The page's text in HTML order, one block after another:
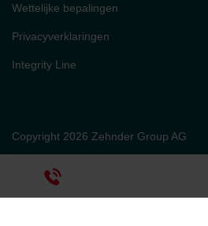
Copyright 2026 Zehnder Group AG
Wettelijke bepalingen
Privacyverklaringen
Integrity Line